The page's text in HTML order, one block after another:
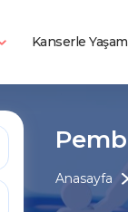
Kanserle Yaşam
Anasayfa